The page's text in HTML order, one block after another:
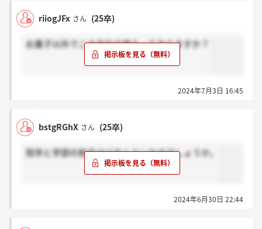
riiogJFx さん (25卒)
お菓子以外でこの会社の強みってありますか？
2024年7月3日 16:45
bstgRGhX さん (25卒)
院卒と学部の割合はどのくらいなのでしょうか。
2024年6月30日 22:44